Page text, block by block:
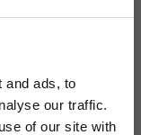
and ads, to
our traffic.
of our site with